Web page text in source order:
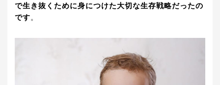
で生き抜くために身につけた大切な生存戦略だったの
です。